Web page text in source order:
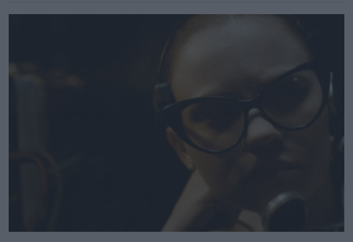
VIEW POST